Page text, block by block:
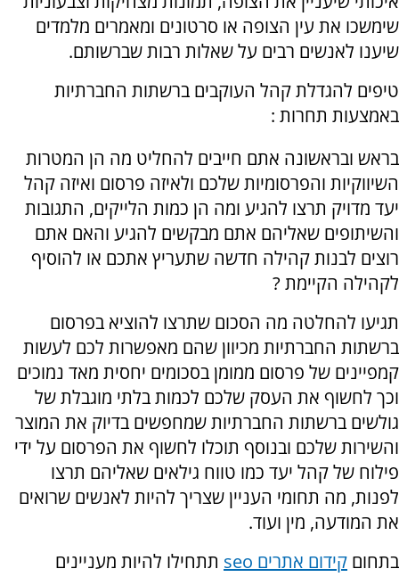
שימשכו את עין הצופה או סרטונים ומאמרים מלמדים
שיענו לאנשים רבים על שאלות רבות שברשותם.
טיפים להגדלת קהל העוקבים ברשתות החברתיות
באמצעות תחרות :
בראש ובראשונה אתם חייבים להחליט מה הן המטרות
השיווקיות והפרסומיות שלכם ולאיזה פרסום ואיזה קהל
יעד מדויק תרצו להגיע ומה הן כמות הלייקים, התגובות
והשיתופים שאליהם אתם מבקשים להגיע והאם אתם
רוצים לבנות קהילה חדשה שתעריץ אתכם או להוסיף
לקהילה הקיימת ?
תגיעו להחלטה מה הסכום שתרצו להוציא בפרסום
ברשתות החברתיות מכיוון שהם מאפשרות לכם לעשות
קמפיינים של פרסום ממומן בסכומים יחסית מאד נמוכים
וכך לחשוף את העסק שלכם לכמות בלתי מוגבלת של
גולשים ברשתות החברתיות שמחפשים בדיוק את המוצר
והשירות שלכם ובנוסף תוכלו לחשוף את הפרסום על ידי
פילוח של קהל יעד כמו טווח גילאים שאליהם תרצו
לפנות, מה תחומי העניין שצריך להיות לאנשים שרואים
את המודעה, מין ועוד.
בתחום קידום אתרים seo תתחילו להיות מעניינים